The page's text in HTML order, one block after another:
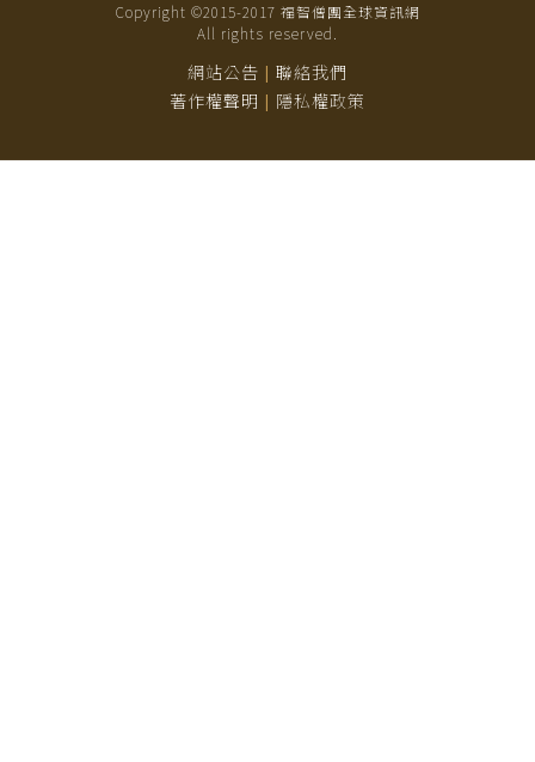
Copyright ©2015-2017 福智僧團全球資訊網
All rights reserved.
網站公告 | 聯絡我們
著作權聲明 | 隱私權政策